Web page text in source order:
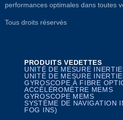
performances optimales dans toutes
Tous droits réservés
PRODUITS VEDETTES
UNITÉ DE MESURE
UNITÉ DE MESURE
GYROSCOPE À FIBRE
ACCÉLÉROMÈTRE MEMS
GYROSCOPE MEMS
SYSTÈME DE NAVIGATION
FOG INS)